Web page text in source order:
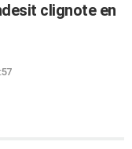
clignote en